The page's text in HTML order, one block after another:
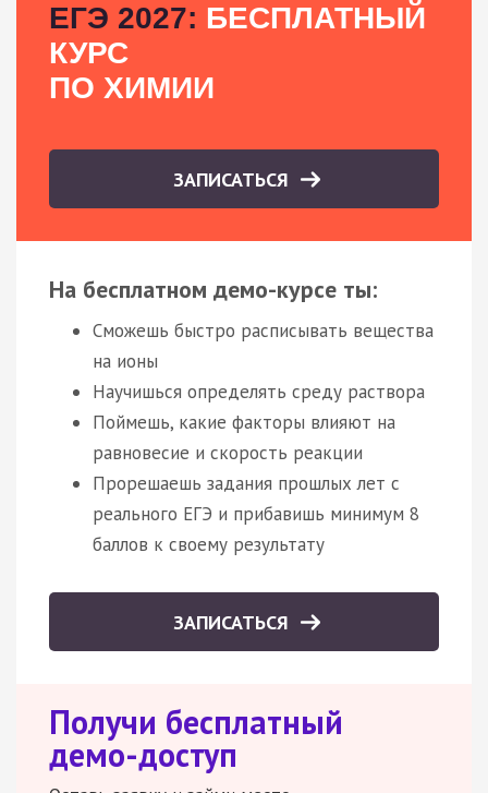
ЕГЭ 2027: БЕСПЛАТНЫЙ
КУРС
ПО ХИМИИ
ЗАПИСАТЬСЯ
На бесплатном демо-курсе ты:
Сможешь быстро расписывать вещества
на ионы
Научишься определять среду раствора
Поймешь, какие факторы влияют на
равновесие и скорость реакции
Прорешаешь задания прошлых лет с
реального ЕГЭ и прибавишь минимум 8
баллов к своему результату
ЗАПИСАТЬСЯ
Получи бесплатный
демо-доступ